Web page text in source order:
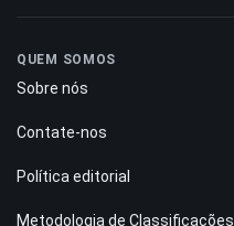
QUEM SOMOS
Sobre nós
Contate-nos
Política editorial
Metodologia de Classificações